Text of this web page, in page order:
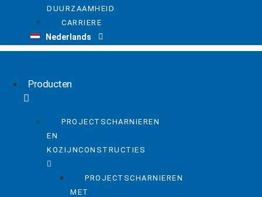
DUURZAAMHEID
CARRIERE
Nederlands
Deutsch
English
Producten
PROJECTSCHARNIEREN
EN
KOZIJNCONSTRUCTIES
PROJECTSCHARNIEREN
MET